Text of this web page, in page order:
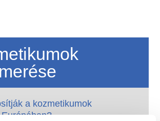
a kozmetikumok